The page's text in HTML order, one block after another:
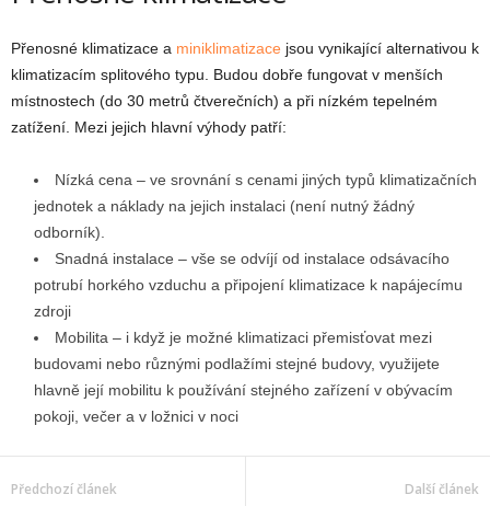
Přenosné klimatizace a miniklimatizace jsou vynikající alternativou k
klimatizacím splitového typu. Budou dobře fungovat v menších
místnostech (do 30 metrů čtverečních) a při nízkém tepelném
zatížení. Mezi jejich hlavní výhody patří:
Nízká cena – ve srovnání s cenami jiných typů klimatizačních
jednotek a náklady na jejich instalaci (není nutný žádný
odborník).
Snadná instalace – vše se odvíjí od instalace odsávacího
potrubí horkého vzduchu a připojení klimatizace k napájecímu
zdroji
Mobilita – i když je možné klimatizaci přemisťovat mezi
budovami nebo různými podlažími stejné budovy, využijete
hlavně její mobilitu k používání stejného zařízení v obývacím
pokoji, večer a v ložnici v noci
Předchozí článek Další článek